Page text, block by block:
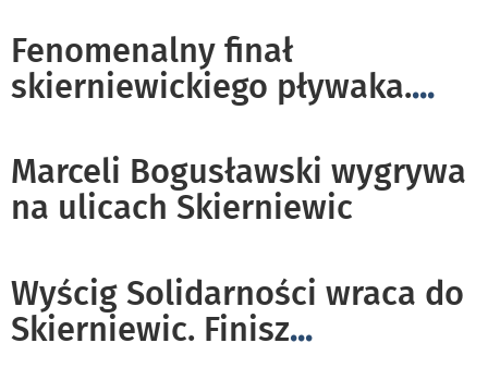
Fenomenalny finał
skierniewickiego pływaka....
Marceli Bogusławski wygrywa
na ulicach Skierniewic
Wyścig Solidarności wraca do
Skierniewic. Finisz...